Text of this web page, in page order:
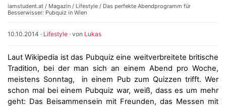
iamstudent.at / Magazin / Lifestyle / Das perfekte Abendprogramm für
Besserwisser: Pubquiz in Wien
10.10.2014 · Lifestyle · von Lukas
Laut Wikipedia ist das Pubquiz eine weitverbreitete britische
Tradition, bei der man sich an einem Abend pro Woche,
meistens Sonntag, in einem Pub zum Quizzen trifft. Wer
schon mal bei einem Pubquiz war, weiß, dass es um mehr
geht: Das Beisammensein mit Freunden, das Messen mit